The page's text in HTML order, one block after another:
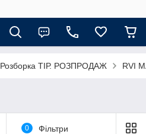
Розборка ТІР. РОЗПРОДАЖ RVI
0 Фільтри